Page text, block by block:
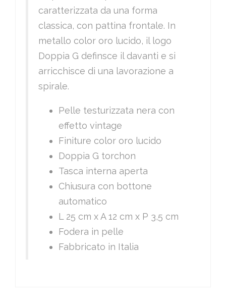
caratterizzata da una forma
classica, con pattina frontale. In
metallo color oro lucido, il logo
Doppia G definsce il davanti e si
arricchisce di una lavorazione a
spirale.
Pelle testurizzata nera con
effetto vintage
Finiture color oro lucido
Doppia G torchon
Tasca interna aperta
Chiusura con bottone
automatico
L 25 cm x A 12 cm x P 3,5 cm
Fodera in pelle
Fabbricato in Italia